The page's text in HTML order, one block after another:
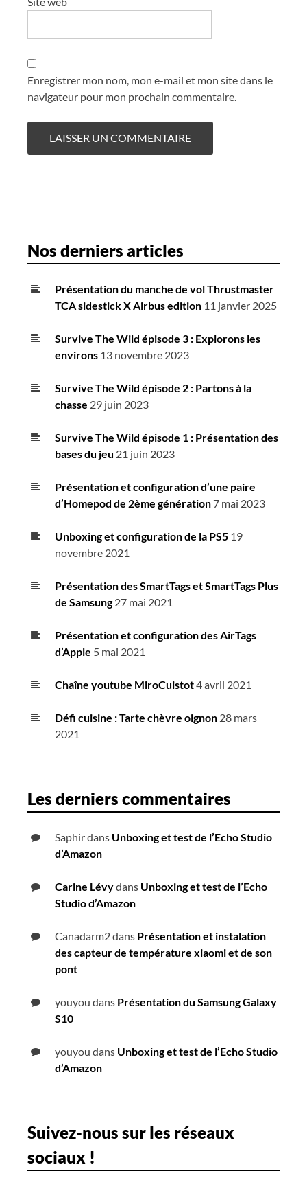
Enregistrer mon nom, mon e-mail et mon site dans le
navigateur pour mon prochain commentaire.
Nos derniers articles
Présentation du manche de vol Thrustmaster
TCA sidestick X Airbus edition 11 janvier 2025
Survive The Wild épisode 3 : Explorons les
environs 13 novembre 2023
Survive The Wild épisode 2 : Partons à la
chasse 29 juin 2023
Survive The Wild épisode 1 : Présentation des
bases du jeu 21 juin 2023
Présentation et configuration d’une paire
d’Homepod de 2ème génération 7 mai 2023
Unboxing et configuration de la PS5 19
novembre 2021
Présentation des SmartTags et SmartTags Plus
de Samsung 27 mai 2021
Présentation et configuration des AirTags
d’Apple 5 mai 2021
Chaîne youtube MiroCuistot4 avril 2021
Défi cuisine : Tarte chèvre oignon 28 mars
2021
Les derniers commentaires
Saphirdans Unboxing et test de l’Echo Studio
d’Amazon
Carine Lévydans Unboxing et test de l’Echo
Studio d’Amazon
Canadarm2dans Présentation et instalation
des capteur de température xiaomi et de son
pont
youyou dans Présentation du Samsung Galaxy
S10
youyou dans Unboxing et test de l’Echo Studio
d’Amazon
Suivez-nous sur les réseaux
sociaux !